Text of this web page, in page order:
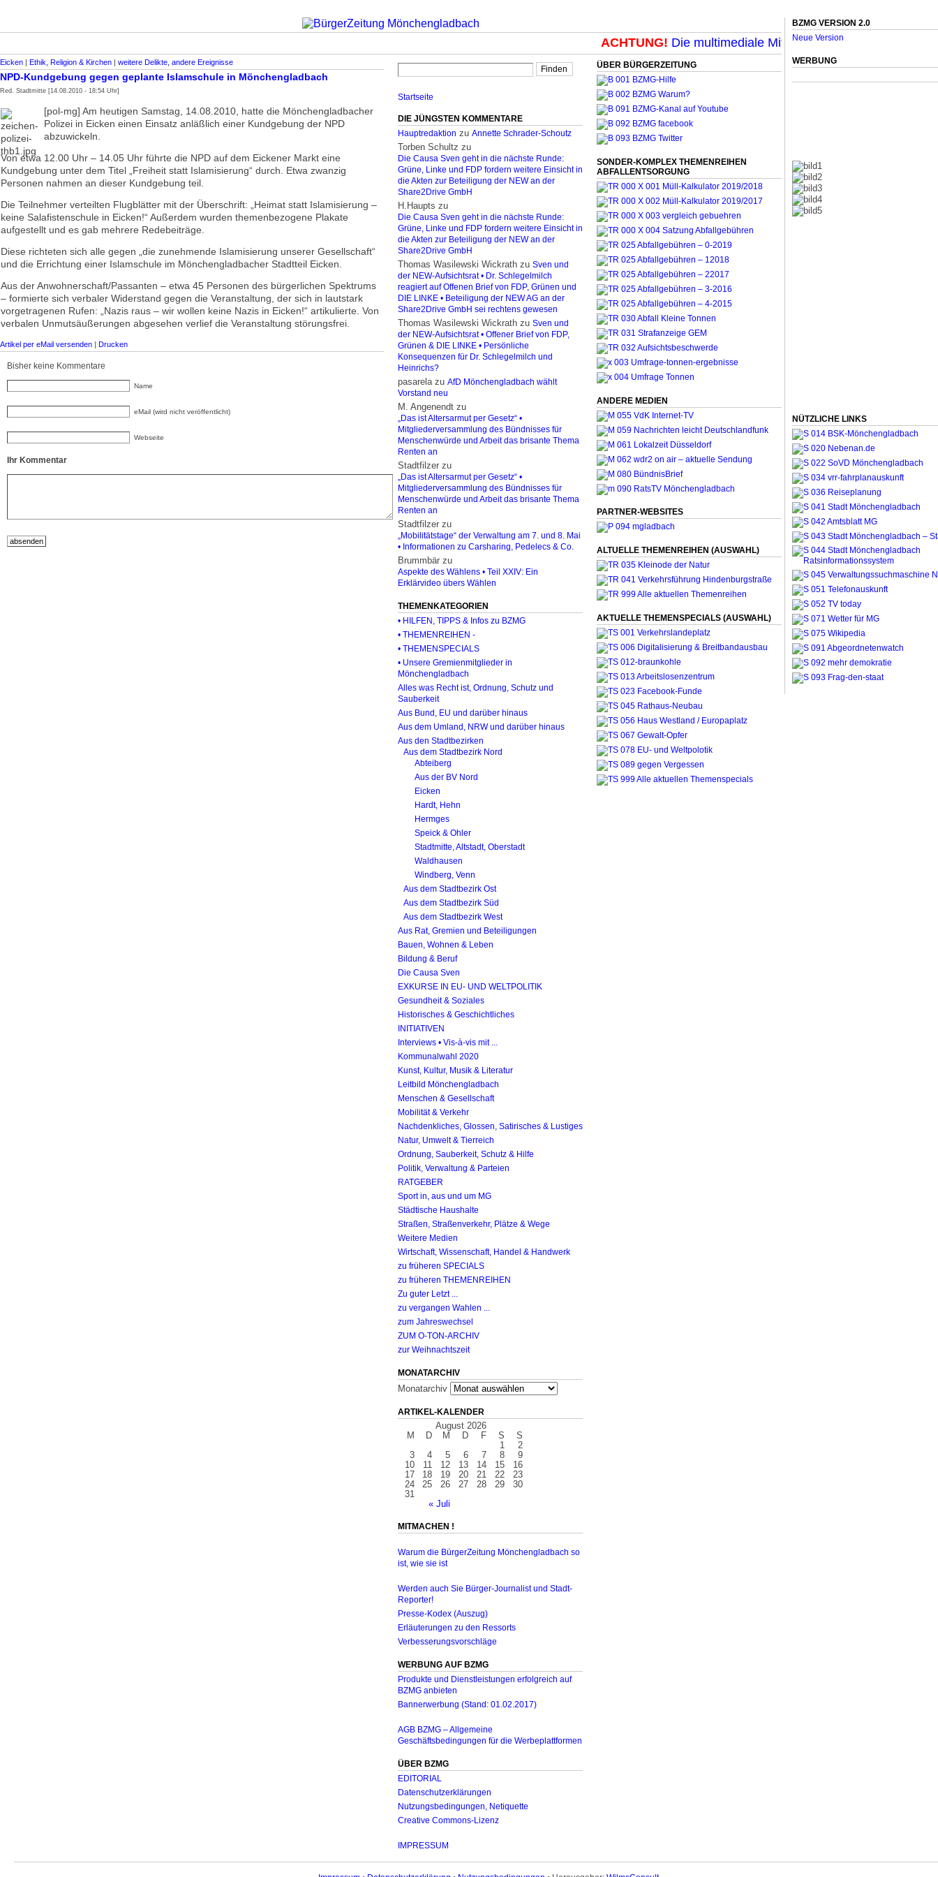
ACHTUNG!Die multimediale Mit-Mach-Zeitung für
Eicken | Ethik, Religion & Kirchen | weitere Delikte, andere Ereignisse
NPD-Kundgebung gegen geplante Islamschule in Mönchengladbach
Red. Stadtmitte [14.08.2010 - 18:54 Uhr]
[pol-mg] Am heutigen Samstag, 14.08.2010, hatte die Mönchengladbacher
Polizei in Eicken einen Einsatz anläßlich einer Kundgebung der NPD
abzuwickeln.
Von etwa 12.00 Uhr – 14.05 Uhr führte die NPD auf dem Eickener Markt eine
Kundgebung unter dem Titel „Freiheit statt Islamisierung“ durch. Etwa zwanzig
Personen nahmen an dieser Kundgebung teil.
Die Teilnehmer verteilten Flugblätter mit der Überschrift: „Heimat statt Islamisierung –
keine Salafistenschule in Eicken!“ Außerdem wurden themenbezogene Plakate
aufgestellt und es gab mehrere Redebeiträge.
Diese richteten sich alle gegen „die zunehmende Islamisierung unserer Gesellschaft“
und die Errichtung einer Islamschule im Mönchengladbacher Stadtteil Eicken.
Aus der Anwohnerschaft/Passanten – etwa 45 Personen des bürgerlichen Spektrums
– formierte sich verbaler Widerstand gegen die Veranstaltung, der sich in lautstark
vorgetragenen Rufen: „Nazis raus – wir wollen keine Nazis in Eicken!“ artikulierte. Von
verbalen Unmutsäußerungen abgesehen verlief die Veranstaltung störungsfrei.
Artikel per eMail versenden | Drucken
Bisher keine Kommentare
Name
eMail (wird nicht veröffentlicht)
Webseite
Ihr Kommentar
Startseite
DIE JÜNGSTEN KOMMENTARE
Hauptredaktion zu Annette Schrader-Schoutz
Torben Schultz zu
Die Causa Sven geht in die nächste Runde:
Grüne, Linke und FDP fordern weitere Einsicht in
die Akten zur Beteiligung der NEW an der
Share2Drive GmbH
H.Haupts zu
Die Causa Sven geht in die nächste Runde:
Grüne, Linke und FDP fordern weitere Einsicht in
die Akten zur Beteiligung der NEW an der
Share2Drive GmbH
Thomas Wasilewski Wickrath zu Sven und
der NEW-Aufsichtsrat • Dr. Schlegelmilch
reagiert auf Offenen Brief von FDP, Grünen und
DIE LINKE • Beteiligung der NEW AG an der
Share2Drive GmbH sei rechtens gewesen
Thomas Wasilewski Wickrath zu Sven und
der NEW-Aufsichtsrat • Offener Brief von FDP,
Grünen & DIE LINKE • Persönliche
Konsequenzen für Dr. Schlegelmilch und
Heinrichs?
pasarelazu AfD Mönchengladbach wählt
Vorstand neu
M. Angenendt zu
„Das ist Altersarmut per Gesetz“ •
Mitgliederversammlung des Bündnisses für
Menschenwürde und Arbeit das brisante Thema
Renten an
Stadtfilzer zu
„Das ist Altersarmut per Gesetz“ •
Mitgliederversammlung des Bündnisses für
Menschenwürde und Arbeit das brisante Thema
Renten an
Stadtfilzer zu
„Mobilitätstage“ der Verwaltung am 7. und 8. Mai
• Informationen zu Carsharing, Pedelecs & Co.
Brummbär zu
Aspekte des Wählens • Teil XXIV: Ein
Erklärvideo übers Wählen
THEMENKATEGORIEN
• HILFEN, TIPPS & Infos zu BZMG
• THEMENREIHEN -
• THEMENSPECIALS
• Unsere Gremienmitglieder in
Mönchengladbach
Alles was Recht ist, Ordnung, Schutz und
Sauberkeit
Aus Bund, EU und darüber hinaus
Aus dem Umland, NRW und darüber hinaus
Aus den Stadtbezirken
Aus dem Stadtbezirk Nord
Abteiberg
Aus der BV Nord
Eicken
Hardt, Hehn
Hermges
Speick & Ohler
Stadtmitte, Altstadt, Oberstadt
Waldhausen
Windberg, Venn
Aus dem Stadtbezirk Ost
Aus dem Stadtbezirk Süd
Aus dem Stadtbezirk West
Aus Rat, Gremien und Beteiligungen
Bauen, Wohnen & Leben
Bildung & Beruf
Die Causa Sven
EXKURSE IN EU- UND WELTPOLITIK
Gesundheit & Soziales
Historisches & Geschichtliches
INITIATIVEN
Interviews • Vis-à-vis mit ...
Kommunalwahl 2020
Kunst, Kultur, Musik & Literatur
Leitbild Mönchengladbach
Menschen & Gesellschaft
Mobilität & Verkehr
Nachdenkliches, Glossen, Satirisches & Lustiges
Natur, Umwelt & Tierreich
Ordnung, Sauberkeit, Schutz & Hilfe
Politik, Verwaltung & Parteien
RATGEBER
Sport in, aus und um MG
Städtische Haushalte
Straßen, Straßenverkehr, Plätze & Wege
Weitere Medien
Wirtschaft, Wissenschaft, Handel & Handwerk
zu früheren SPECIALS
zu früheren THEMENREIHEN
Zu guter Letzt ...
zu vergangen Wahlen ...
zum Jahreswechsel
ZUM O-TON-ARCHIV
zur Weihnachtszeit
MONATARCHIV
Monatarchiv
ARTIKEL-KALENDER
August 2026
M
D M D F S S
« Juli
1
2
3
4 5 6 7 8
9
10
11 12 13 14 15
16
17
18 19 20 21 22
23
24
25 26 27 28 29
30
31
MITMACHEN !
Warum die BürgerZeitung Mönchengladbach so
ist, wie sie ist
Werden auch Sie Bürger-Journalist und Stadt-
Reporter!
Presse-Kodex (Auszug)
Erläuterungen zu den Ressorts
Verbesserungsvorschläge
WERBUNG AUF BZMG
Produkte und Dienstleistungen erfolgreich auf
BZMG anbieten
Bannerwerbung (Stand: 01.02.2017)
AGB BZMG – Allgemeine
Geschäftsbedingungen für die Werbeplattformen
ÜBER BZMG
EDITORIAL
Datenschutzerklärungen
Nutzungsbedingungen, Netiquette
Creative Commons-Lizenz
IMPRESSUM
ÜBER BÜRGERZEITUNG
SONDER-KOMPLEX THEMENREIHEN
ABFALLENTSORGUNG
ANDERE MEDIEN
PARTNER-WEBSITES
ALTUELLE THEMENREIHEN (AUSWAHL)
AKTUELLE THEMENSPECIALS (AUSWAHL)
BZMG VERSION 2.0
Neue Version
WERBUNG
NÜTZLICHE LINKS